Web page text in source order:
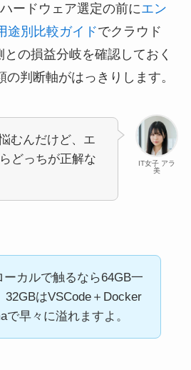
ードウェア選定の前にエン
途別比較ガイドでクラウド
の損益分岐を確認しておく
の判断軸がはっきりします。
IT女子 アラ
美
むんだけど、エ
どっちが正解な
ーカルで触るなら64GB一
32GBはVSCode＋Docker
で早々に溢れますよ。